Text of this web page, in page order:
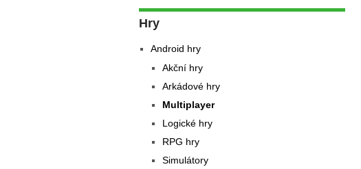
Hry
Android hry
Akční hry
Arkádové hry
Multiplayer
Logické hry
RPG hry
Simulátory